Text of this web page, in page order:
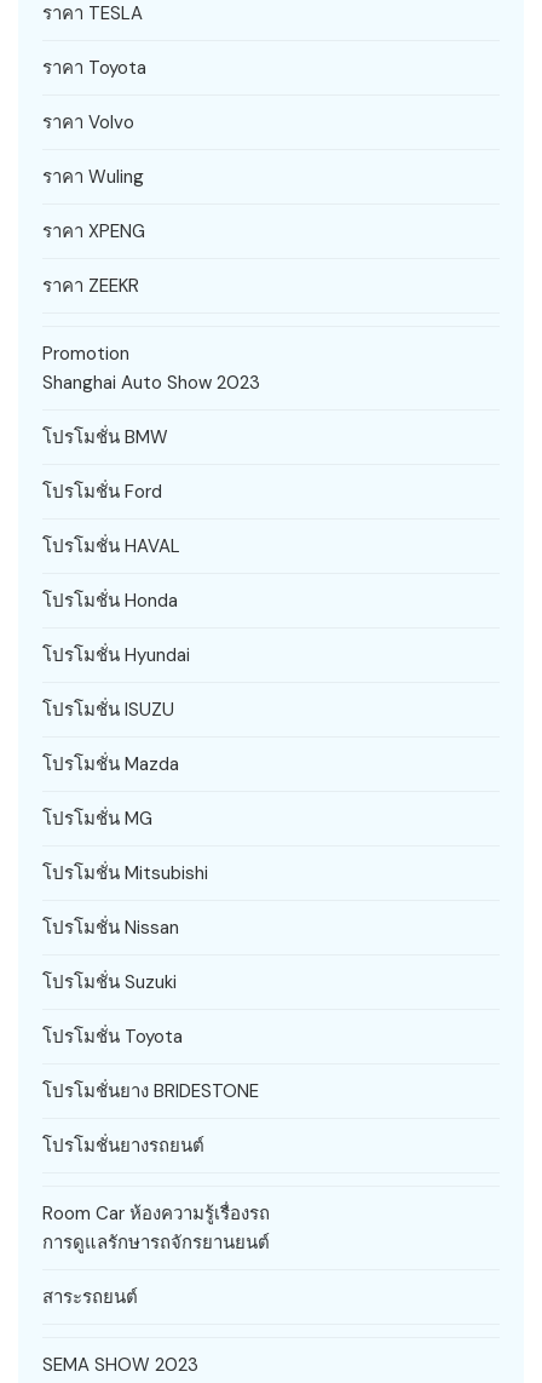
ราคา TESLA
ราคา Toyota
ราคา Volvo
ราคา Wuling
ราคา XPENG
ราคา ZEEKR
Promotion
Shanghai Auto Show 2023
โปรโมชั่น BMW
โปรโมชั่น Ford
โปรโมชั่น HAVAL
โปรโมชั่น Honda
โปรโมชั่น Hyundai
โปรโมชั่น ISUZU
โปรโมชั่น Mazda
โปรโมชั่น MG
โปรโมชั่น Mitsubishi
โปรโมชั่น Nissan
โปรโมชั่น Suzuki
โปรโมชั่น Toyota
โปรโมชั่นยาง BRIDESTONE
โปรโมชั่นยางรถยนต์
Room Car ห้องความรู้เรื่องรถ
การดูแลรักษารถจักรยานยนต์
สาระรถยนต์
SEMA SHOW 2023